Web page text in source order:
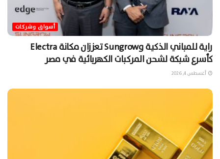
أسواق وشركات
راية للمباني الذكية وSungrow تعززان مكانة Electra
كأسرع شبكة لشحن المركبات الكهربائية في مصر
أغسطس 4, 2026